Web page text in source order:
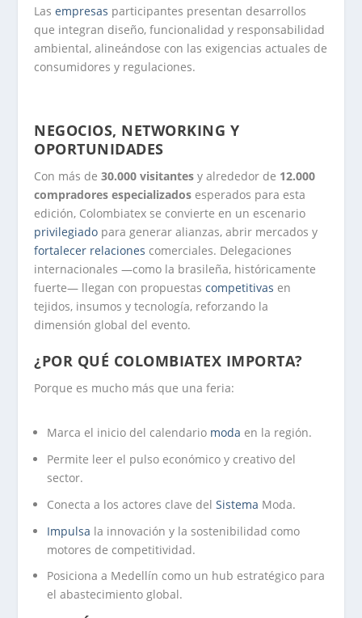
Lasempresas participantes presentan desarrollos
que integran diseño, funcionalidad y responsabilidad
ambiental, alineándose con las exigencias actuales de
consumidores y regulaciones.
NEGOCIOS, NETWORKING Y
OPORTUNIDADES
Con más de30.000 visitantes y alrededor de 12.000
compradores especializados esperados para esta
edición, Colombiatex se convierte en un escenario
privilegiado para generar alianzas, abrir mercados y
fortalecer relaciones comerciales. Delegaciones
internacionales —como la brasileña, históricamente
fuerte— llegan con propuestascompetitivas en
tejidos, insumos y tecnología, reforzando la
dimensión global del evento.
¿POR QUÉ COLOMBIATEX IMPORTA?
Porque es mucho más que una feria:
Marca el inicio del calendario moda en la región.
Permite leer el pulso económico y creativo del
sector.
Conecta a los actores clave delSistema Moda.
Impulsa la innovación y la sostenibilidad como
motores de competitividad.
Posiciona a Medellín como un hub estratégico para
el abastecimiento global.